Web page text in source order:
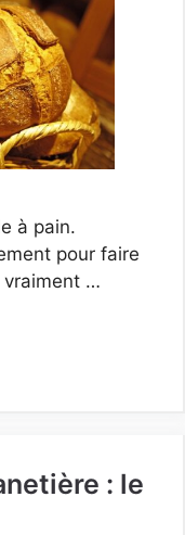
à pain.
pour faire
vraiment …
: le